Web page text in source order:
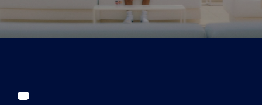
Kurier Romy 2026